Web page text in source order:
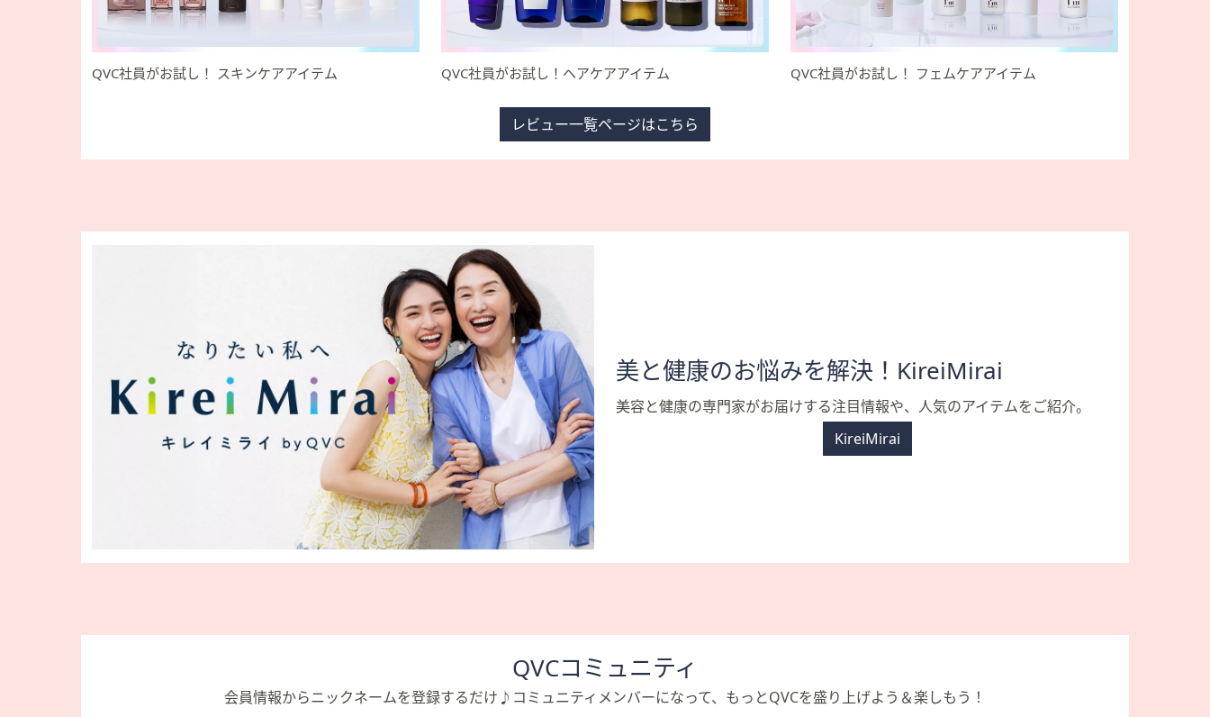
QVC社員がお試し！ スキンケアアイテム QVC社員がお試し！ヘアケアアイテム QVC社員がお試し！ フェムケアアイテム
レビュー一覧ページはこちら
美と健康のお悩みを解決！KireiMirai
美容と健康の専門家がお届けする注目情報や、人気のアイテムをご紹介。
KireiMirai
QVCコミュニティ
会員情報からニックネームを登録するだけ♪コミュニティメンバーになって、もっとQVCを盛り上げよう＆楽しもう！